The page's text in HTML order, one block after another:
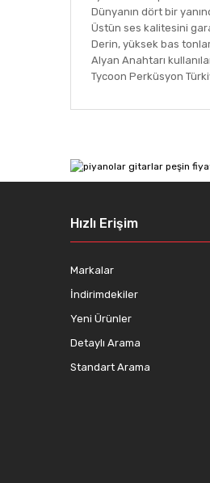
Dünyanın dört bir
Üstün ses kalitesini
Derin, yüksek bas
Alyan Anahtarı
Tycoon Perküsyon
Görüş ve önerileriniz
Ürün açıklamasında
Ürün fiyatı diğer
Hızlı Erişim
Markalar
İndirimdekiler
Yeni Ürünler
Detaylı Arama
Standart Arama